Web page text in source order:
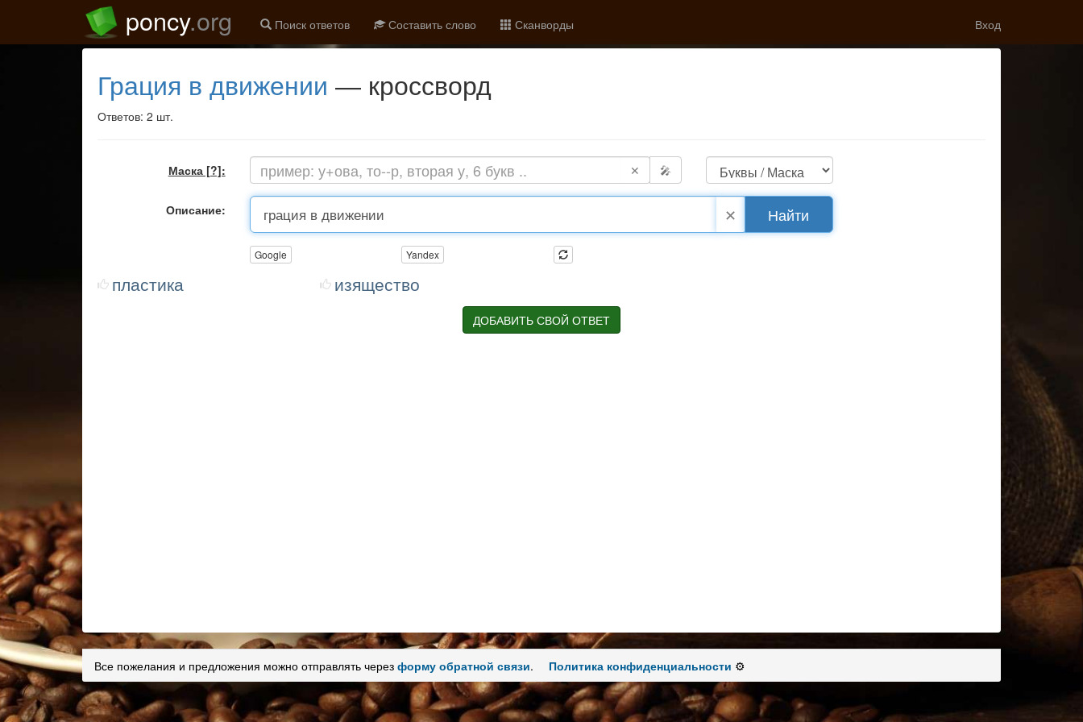
poncy.org Поиск ответов Составить слово Сканворды Вход
грация в движении — кроссворд
Ответов: 2 шт.
пластика изящество
Маска [?]: ✕ 🎤
Описание: ✕ Найти
Google Yandex
ДОБАВИТЬ СВОЙ ОТВЕТ
Все пожелания и предложения можно отправлять через форму обратной связи. Политика конфиденциальности ⚙️